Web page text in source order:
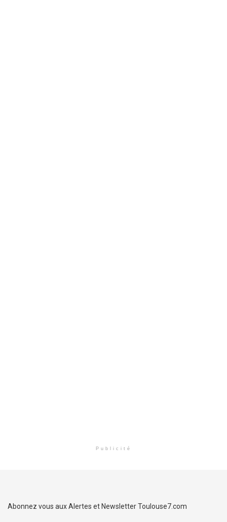
Publicité
Abonnez vous aux Alertes et Newsletter Toulouse7.com